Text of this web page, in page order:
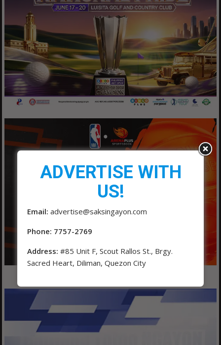
ADVERTISE WITH
US!
Email: advertise@saksingayon.com
Phone: 7757-2769
Address: #85 Unit F, Scout Rallos St., Brgy.
Sacred Heart, Diliman, Quezon City